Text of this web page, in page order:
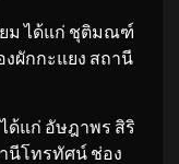
ม ได้แก่ ชุติมณฑ์
ผักกะแยง สถานี
ด้แก่ อัษฎาพร สิริ
นีโทรทัศน์ ช่อง